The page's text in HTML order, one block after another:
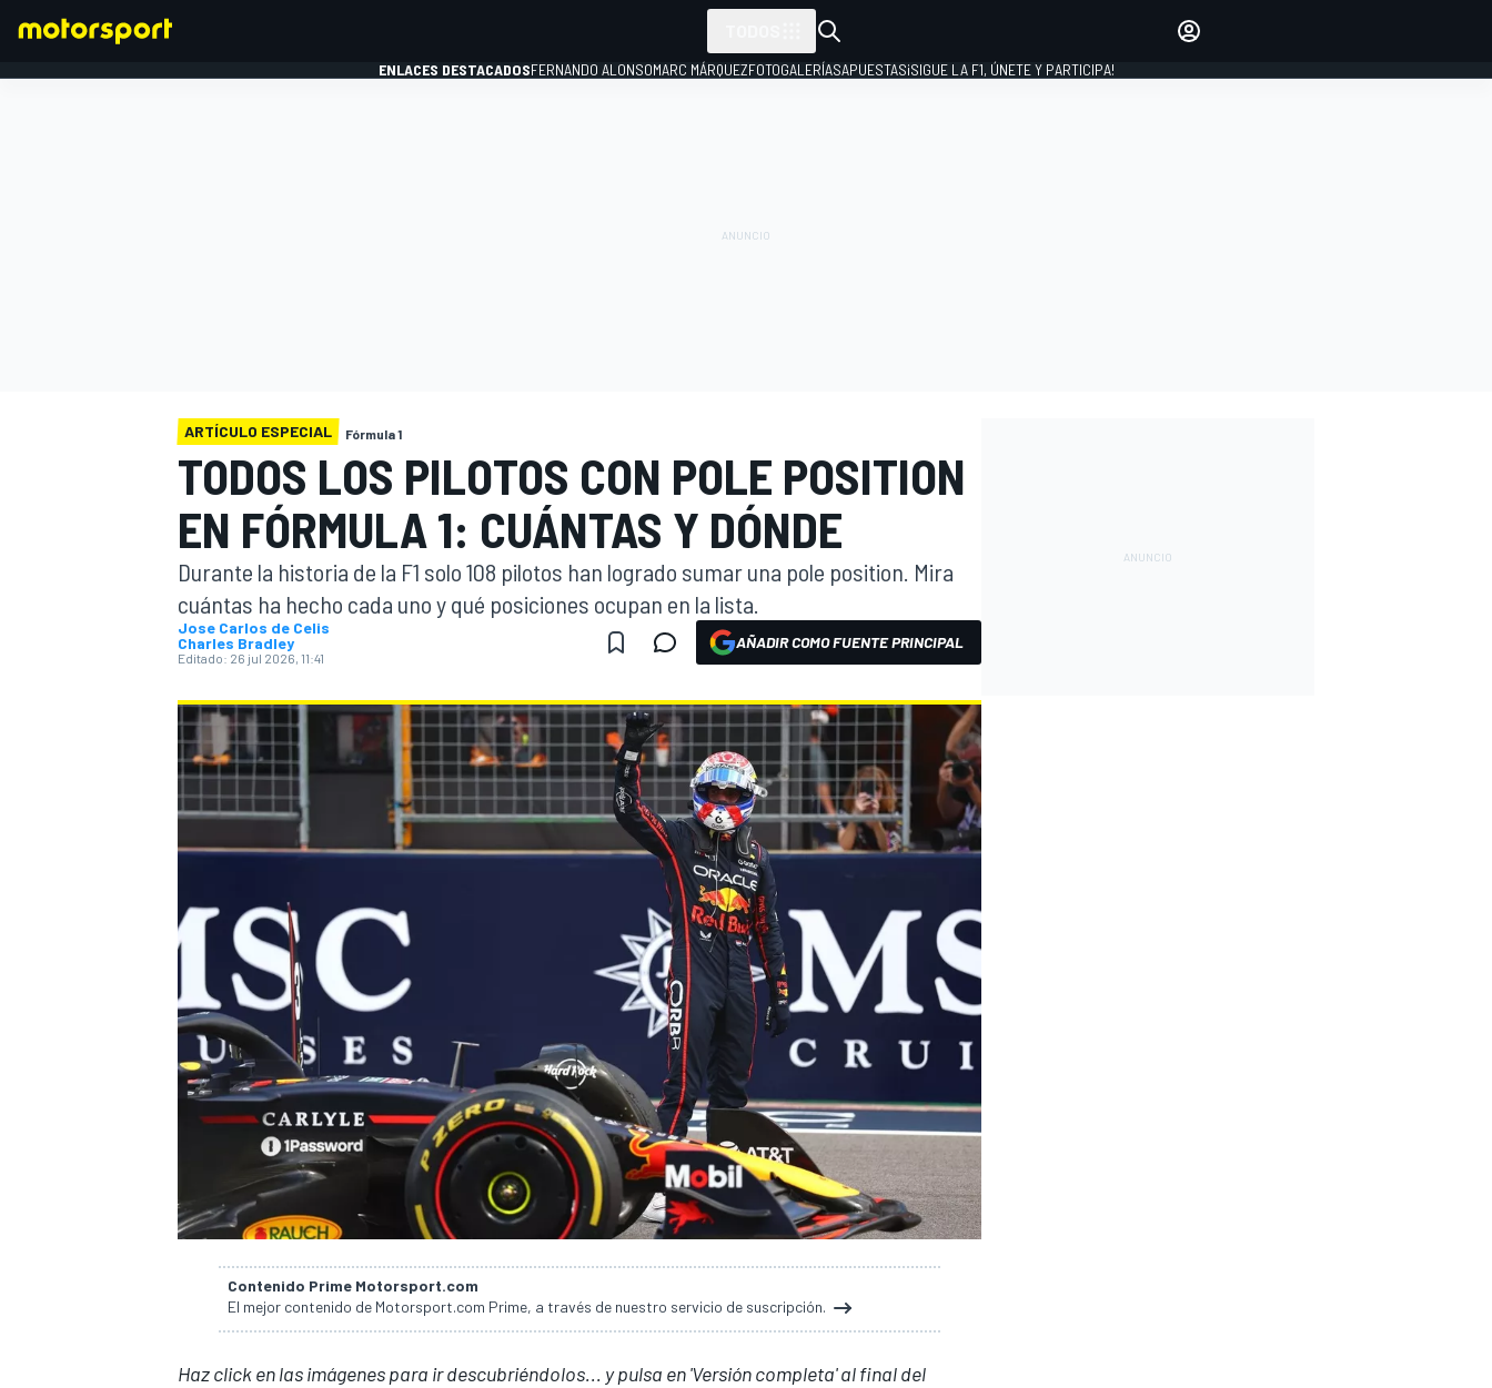
ENLACES DESTACADOSFERNANDO ALONSOMARC MÁRQUEZFOTOGALERÍASAPUESTAS¡SIGUE LA F1, ÚNETE Y PARTICIPA!
ARTÍCULO ESPECIAL Fórmula 1
TODOS LOS PILOTOS CON POLE POSITION
EN FÓRMULA 1: CUÁNTAS Y DÓNDE
Durante la historia de la F1 solo 108 pilotos han logrado sumar una pole position. Mira
cuántas ha hecho cada uno y qué posiciones ocupan en la lista.
Jose Carlos de Celis
Charles Bradley
Editado: 26 jul 2026, 11:41
AÑADIR COMO FUENTE PRINCIPAL
Contenido Prime Motorsport.com
El mejor contenido de Motorsport.com Prime, a través de nuestro servicio de suscripción.
Haz click en las imágenes para ir descubriéndolos... y pulsa en 'Versión completa' al final del